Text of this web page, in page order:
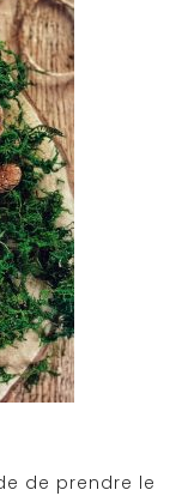
de prendre le